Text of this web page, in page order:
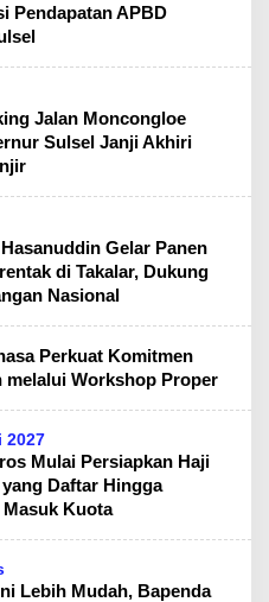
Pendapatan APBD
Jalan Moncongloe
Sulsel Janji Akhiri
Gelar Panen
di Takalar, Dukung
Nasional
Perkuat Komitmen
melalui Workshop Proper
2027
Mulai Persiapkan Haji
yang Daftar Hingga
Masuk Kuota
Lebih Mudah, Bapenda